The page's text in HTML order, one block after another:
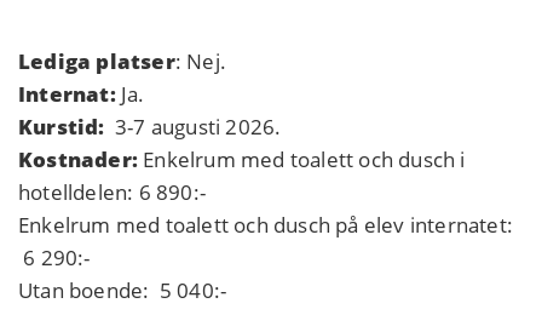
Lediga platser: Nej.
Internat: Ja.
Kurstid: 3-7 augusti 2026.
Kostnader: Enkelrum med toalett och dusch i
hotelldelen: 6 890:-
Enkelrum med toalett och dusch på elev internatet:
6 290:-
Utan boende: 5 040:-